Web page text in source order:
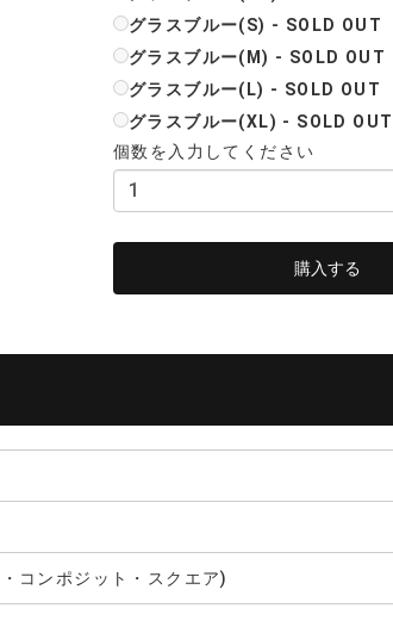
グラスブルー(S) - SOLD OUT
グラスブルー(M) - SOLD OUT
グラスブルー(L) - SOLD OUT
グラスブルー(XL) - SOLD OUT
個数を入力してください
コンポジット・スクエア)